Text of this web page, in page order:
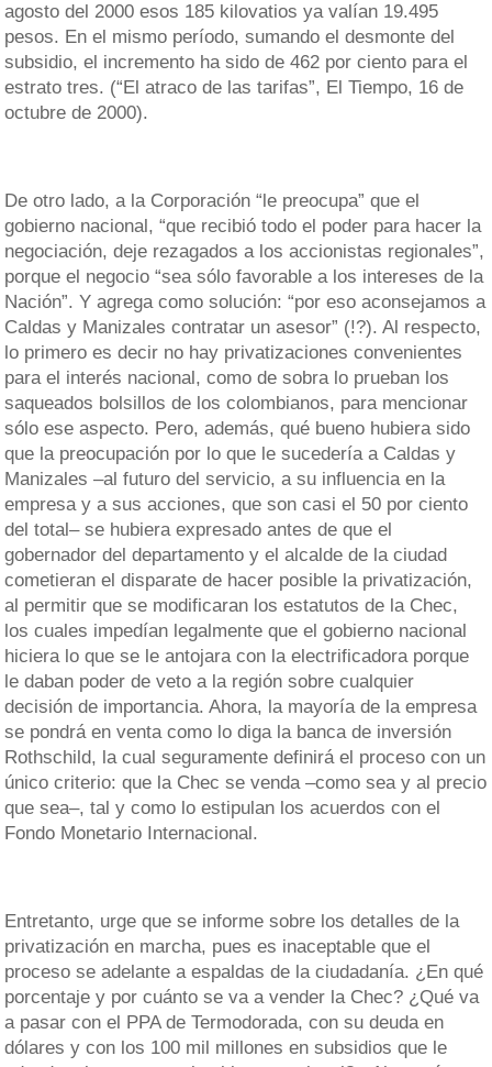
agosto del 2000 esos 185 kilovatios ya valían 19.495
pesos. En el mismo período, sumando el desmonte del
subsidio, el incremento ha sido de 462 por ciento para el
estrato tres. (“El atraco de las tarifas”, El Tiempo, 16 de
octubre de 2000).
De otro lado, a la Corporación “le preocupa” que el
gobierno nacional, “que recibió todo el poder para hacer la
negociación, deje rezagados a los accionistas regionales”,
porque el negocio “sea sólo favorable a los intereses de la
Nación”. Y agrega como solución: “por eso aconsejamos a
Caldas y Manizales contratar un asesor” (!?). Al respecto,
lo primero es decir no hay privatizaciones convenientes
para el interés nacional, como de sobra lo prueban los
saqueados bolsillos de los colombianos, para mencionar
sólo ese aspecto. Pero, además, qué bueno hubiera sido
que la preocupación por lo que le sucedería a Caldas y
Manizales –al futuro del servicio, a su influencia en la
empresa y a sus acciones, que son casi el 50 por ciento
del total– se hubiera expresado antes de que el
gobernador del departamento y el alcalde de la ciudad
cometieran el disparate de hacer posible la privatización,
al permitir que se modificaran los estatutos de la Chec,
los cuales impedían legalmente que el gobierno nacional
hiciera lo que se le antojara con la electrificadora porque
le daban poder de veto a la región sobre cualquier
decisión de importancia. Ahora, la mayoría de la empresa
se pondrá en venta como lo diga la banca de inversión
Rothschild, la cual seguramente definirá el proceso con un
único criterio: que la Chec se venda –como sea y al precio
que sea–, tal y como lo estipulan los acuerdos con el
Fondo Monetario Internacional.
Entretanto, urge que se informe sobre los detalles de la
privatización en marcha, pues es inaceptable que el
proceso se adelante a espaldas de la ciudadanía. ¿En qué
porcentaje y por cuánto se va a vender la Chec? ¿Qué va
a pasar con el PPA de Termodorada, con su deuda en
dólares y con los 100 mil millones en subsidios que le